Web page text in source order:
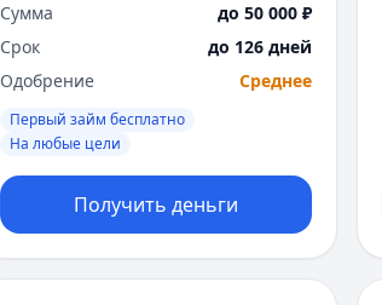
Сумма
до 50 000 ₽
Срок
до 126 дней
Одобрение
Среднее
Первый займ бесплатно
На любые цели
Получить деньги